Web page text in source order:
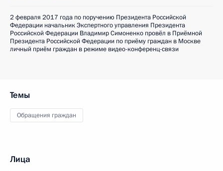
2 февраля 2017 года по поручению Президента Российской
Федерации начальник Экспертного управления Президента
Российской Федерации Владимир Симоненко провёл в Приёмной
Президента Российской Федерации по приёму граждан в Москве
личный приём граждан в режиме видео-конференц-связи
Темы
Обращения граждан
Лица